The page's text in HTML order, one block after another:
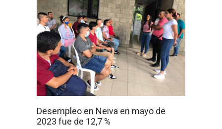
Desempleo en Neiva en mayo de
2023 fue de 12,7 %